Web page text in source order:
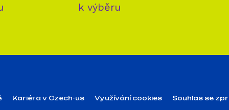
k výběru
Kariéra v Czech-us Využívání cookies Souhlas se